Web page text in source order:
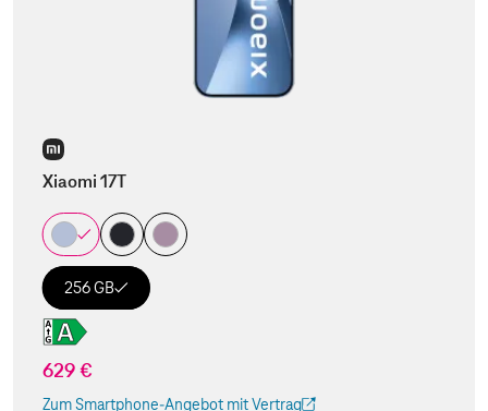
Xiaomi 17T
256 GB
629 €
Zum Smartphone-Angebot mit Vertrag